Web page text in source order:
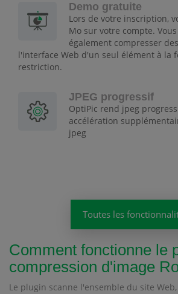
Demo gratuite
Lors de votre inscription,
Mo sur votre compte.
également compresser
l'interface Web d'un seul élément à la
restriction.
JPEG progressif
OptiPic rend jpeg
accélération
jpeg
Toutes les
Comment fonctionne le
compression d'image
Le plugin scanne l'ensemble du site